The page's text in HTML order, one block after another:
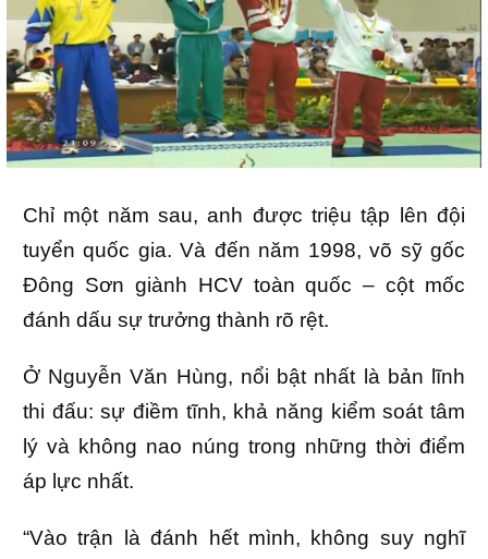
Chỉ một năm sau, anh được triệu tập lên đội
tuyển quốc gia. Và đến năm 1998, võ sỹ gốc
Đông Sơn giành HCV toàn quốc – cột mốc
đánh dấu sự trưởng thành rõ rệt.
Ở Nguyễn Văn Hùng, nổi bật nhất là bản lĩnh
thi đấu: sự điềm tĩnh, khả năng kiểm soát tâm
lý và không nao núng trong những thời điểm
áp lực nhất.
“Vào trận là đánh hết mình, không suy nghĩ